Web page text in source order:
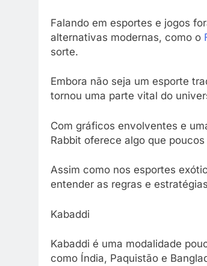
Falando em esportes e jogos
alternativas modernas, como o
sorte.
Embora não seja um esporte
tornou uma parte vital do
Com gráficos envolventes e
Rabbit oferece algo que
Assim como nos esportes
entender as regras e
Kabaddi
Kabaddi é uma modalidade
como Índia, Paquistão e